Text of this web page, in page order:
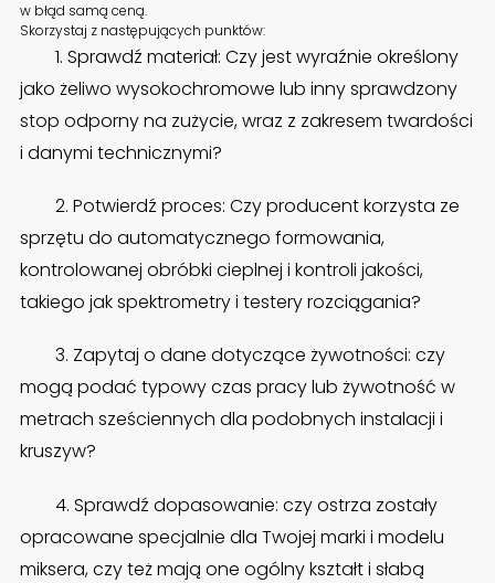
w błąd samą ceną.
Skorzystaj z następujących punktów:
1. Sprawdź materiał: Czy jest wyraźnie określony
jako żeliwo wysokochromowe lub inny sprawdzony
stop odporny na zużycie, wraz z zakresem twardości
i danymi technicznymi?
2. Potwierdź proces: Czy producent korzysta ze
sprzętu do automatycznego formowania,
kontrolowanej obróbki cieplnej i kontroli jakości,
takiego jak spektrometry i testery rozciągania?
3. Zapytaj o dane dotyczące żywotności: czy
mogą podać typowy czas pracy lub żywotność w
metrach sześciennych dla podobnych instalacji i
kruszyw?
4. Sprawdź dopasowanie: czy ostrza zostały
opracowane specjalnie dla Twojej marki i modelu
miksera, czy też mają one ogólny kształt i słabą